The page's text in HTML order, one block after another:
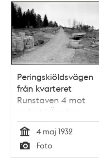
Peringskiöldsvägen
från kvarteret
Runstaven 4 mot
sydost i Ängby
småstugeområde
som är under
byggnad
Tid
4 maj 1932
Typ
Foto